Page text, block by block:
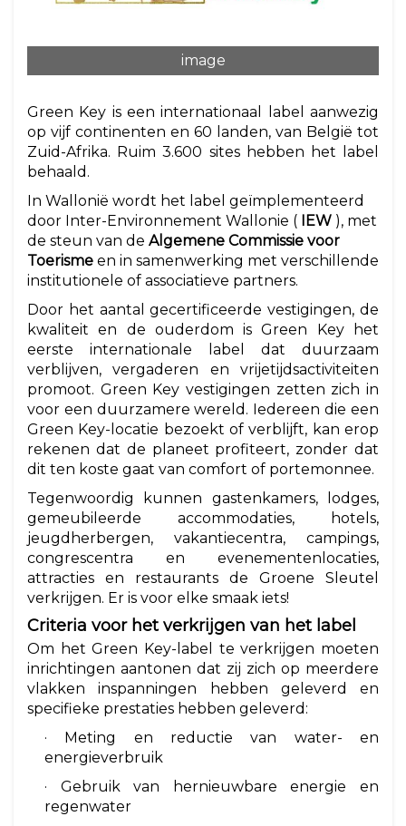
image
Green Key is een internationaal label aanwezig
op vijf continenten en 60 landen, van België tot
Zuid-Afrika. Ruim 3.600 sites hebben het label
behaald.
In Wallonië wordt het label geïmplementeerd
door Inter-Environnement Wallonie ( IEW ), met
de steun van de Algemene Commissie voor
Toerisme en in samenwerking met verschillende
institutionele of associatieve partners.
Door het aantal gecertificeerde vestigingen, de
kwaliteit en de ouderdom is Green Key het
eerste internationale label dat duurzaam
verblijven, vergaderen en vrijetijdsactiviteiten
promoot. Green Key vestigingen zetten zich in
voor een duurzamere wereld. Iedereen die een
Green Key-locatie bezoekt of verblijft, kan erop
rekenen dat de planeet profiteert, zonder dat
dit ten koste gaat van comfort of portemonnee.
Tegenwoordig kunnen gastenkamers, lodges,
gemeubileerde accommodaties, hotels,
jeugdherbergen, vakantiecentra, campings,
congrescentra en evenementenlocaties,
attracties en restaurants de Groene Sleutel
verkrijgen. Er is voor elke smaak iets!
Criteria voor het verkrijgen van het label
Om het Green Key-label te verkrijgen moeten
inrichtingen aantonen dat zij zich op meerdere
vlakken inspanningen hebben geleverd en
specifieke prestaties hebben geleverd:
· Meting en reductie van water- en
energieverbruik
· Gebruik van hernieuwbare energie en
regenwater